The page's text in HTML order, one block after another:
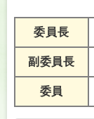
委員長
副委員長
委員